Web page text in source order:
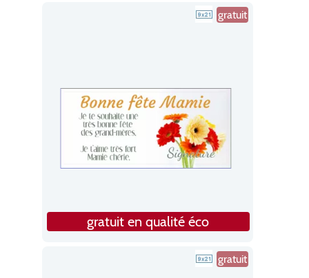
gratuit
gratuit en qualité éco
gratuit